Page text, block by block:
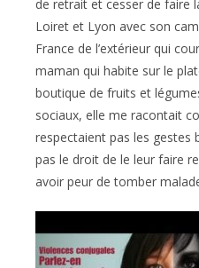
de retrait et cesser de faire
Loiret et Lyon avec son
France de l’extérieur qui
maman qui habite sur le
boutique de fruits et
sociaux, elle me racontait
respectaient pas les gestes
pas le droit de le leur faire
avoir peur de tomber